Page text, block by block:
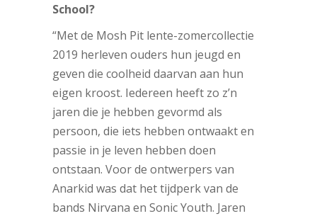
School?
“Met de Mosh Pit lente-zomercollectie
2019 herleven ouders hun jeugd en
geven die coolheid daarvan aan hun
eigen kroost. Iedereen heeft zo z’n
jaren die je hebben gevormd als
persoon, die iets hebben ontwaakt en
passie in je leven hebben doen
ontstaan. Voor de ontwerpers van
Anarkid was dat het tijdperk van de
bands Nirvana en Sonic Youth. Jaren